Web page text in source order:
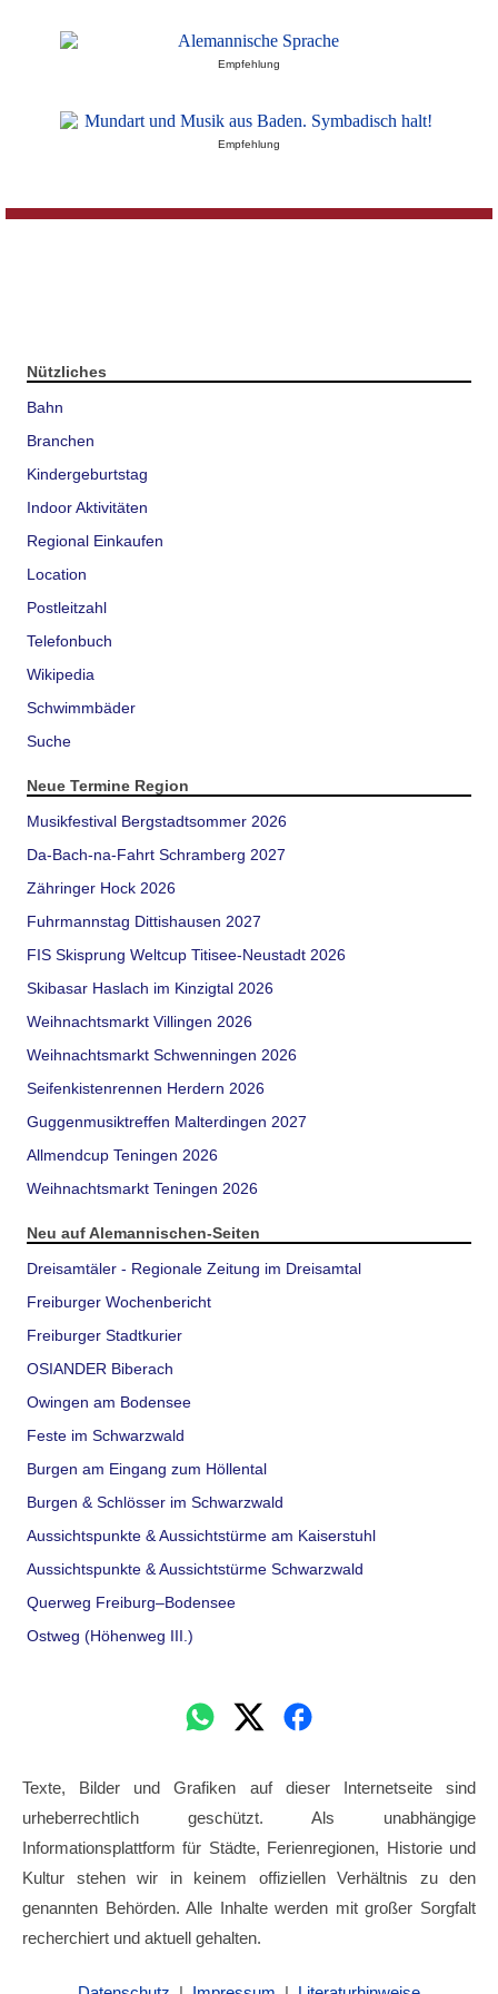
Empfehlung
Empfehlung
Nützliches
Bahn
Branchen
Kindergeburtstag
Indoor Aktivitäten
Regional Einkaufen
Location
Postleitzahl
Telefonbuch
Wikipedia
Schwimmbäder
Suche
Neue Termine Region
Musikfestival Bergstadtsommer 2026
Da-Bach-na-Fahrt Schramberg 2027
Zähringer Hock 2026
Fuhrmannstag Dittishausen 2027
FIS Skisprung Weltcup Titisee-Neustadt 2026
Skibasar Haslach im Kinzigtal 2026
Weihnachtsmarkt Villingen 2026
Weihnachtsmarkt Schwenningen 2026
Seifenkistenrennen Herdern 2026
Guggenmusiktreffen Malterdingen 2027
Allmendcup Teningen 2026
Weihnachtsmarkt Teningen 2026
Neu auf Alemannischen-Seiten
Dreisamtäler - Regionale Zeitung im Dreisamtal
Freiburger Wochenbericht
Freiburger Stadtkurier
OSIANDER Biberach
Owingen am Bodensee
Feste im Schwarzwald
Burgen am Eingang zum Höllental
Burgen & Schlösser im Schwarzwald
Aussichtspunkte & Aussichtstürme am Kaiserstuhl
Aussichtspunkte & Aussichtstürme Schwarzwald
Querweg Freiburg–Bodensee
Ostweg (Höhenweg III.)
Texte, Bilder und Grafiken auf dieser Internetseite sind
urheberrechtlich geschützt. Als unabhängige
Informationsplattform für Städte, Ferienregionen, Historie und
Kultur stehen wir in keinem offiziellen Verhältnis zu den
genannten Behörden. Alle Inhalte werden mit großer Sorgfalt
recherchiert und aktuell gehalten.